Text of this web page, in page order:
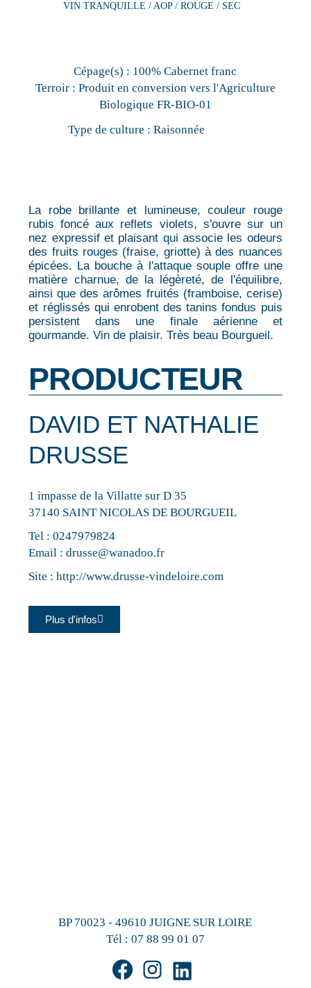
VIN TRANQUILLE / AOP / ROUGE / SEC
Cépage(s) : 100% Cabernet franc
Terroir : Produit en conversion vers l'Agriculture
Biologique FR-BIO-01
Type de culture : Raisonnée
La robe brillante et lumineuse, couleur rouge
rubis foncé aux reflets violets, s'ouvre sur un
nez expressif et plaisant qui associe les odeurs
des fruits rouges (fraise, griotte) à des nuances
épicées. La bouche à l'attaque souple offre une
matière charnue, de la légèreté, de l'équilibre,
ainsi que des arômes fruités (framboise, cerise)
et réglissés qui enrobent des tanins fondus puis
persistent dans une finale aérienne et
gourmande. Vin de plaisir. Très beau Bourgueil.
PRODUCTEUR
DAVID ET NATHALIE
DRUSSE
1 impasse de la Villatte sur D 35
37140 SAINT NICOLAS DE BOURGUEIL
Tel :0247979824
Email :drusse@wanadoo.fr
Site :http://www.drusse-vindeloire.com
Plus d'infos
BP 70023 - 49610 JUIGNE SUR LOIRE
Tél : 07 88 99 01 07